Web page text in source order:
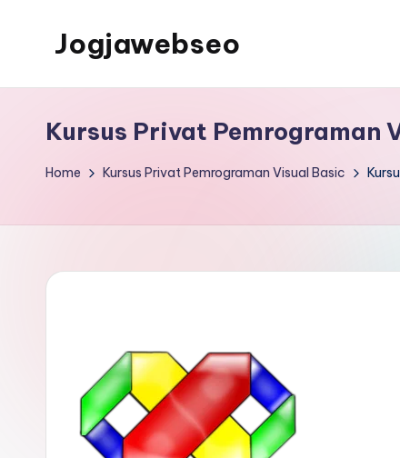
Jogjawebseo
Kursus Privat Pemrograman
Home Kursus Privat Pemrograman Visual Basic